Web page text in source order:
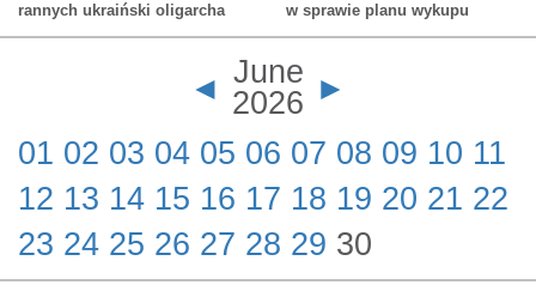
rannych ukraiński oligarcha
w sprawie planu wykupu
mieszkań w Kolumbii
◄ June
2026 ►
01 02 03 04 05 06 07 08 09 10 11
12 13 14 15 16 17 18 19 20 21 22
23 24 25 26 27 28 29 30